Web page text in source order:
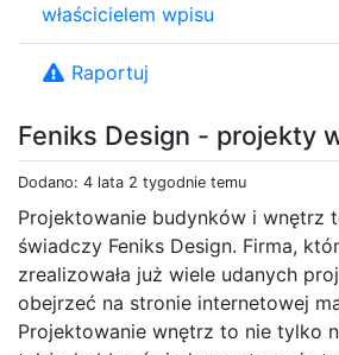
Feniks Design - projekty
Dodano: 4 lata 2 tygodnie temu
Projektowanie budynków i wnętrz
świadczy Feniks Design. Firma,
zrealizowała już wiele udanych
obejrzeć na stronie internetowej
Projektowanie wnętrz to nie tylko
właścicielem wpisu
Raportuj